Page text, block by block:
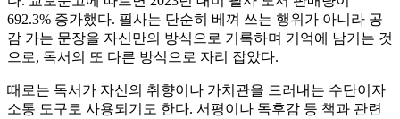
692.3% 증가했다. 필사는 단순히 베껴 쓰는 행위가 아니라 공
감 가는 문장을 자신만의 방식으로 기록하며 기억에 남기는 것
으로, 독서의 또 다른 방식으로 자리 잡았다.
때로는 독서가 자신의 취향이나 가치관을 드러내는 수단이자
소통 도구로 사용되기도 한다. 서평이나 독후감 등 책과 관련